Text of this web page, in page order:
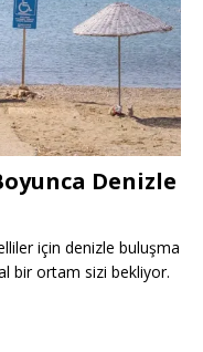
Denizle
için denizle buluşma
bir ortam sizi bekliyor.